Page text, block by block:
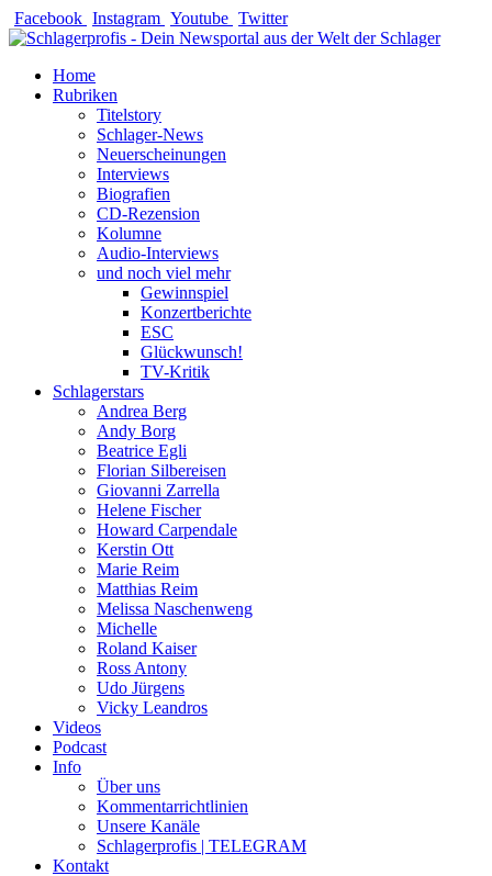
Zum
Inhalt
Facebook Instagram Youtube Twitter
Home
Rubriken
Titelstory
Schlager-News
Neuerscheinungen
Interviews
Biografien
CD-Rezension
Kolumne
Audio-Interviews
und noch viel mehr
Gewinnspiel
Konzertberichte
ESC
Glückwunsch!
TV-Kritik
Schlagerstars
Andrea Berg
Andy Borg
Beatrice Egli
Florian Silbereisen
Giovanni Zarrella
Helene Fischer
Howard Carpendale
Kerstin Ott
Marie Reim
Matthias Reim
Melissa Naschenweng
Michelle
Roland Kaiser
Ross Antony
Udo Jürgens
Vicky Leandros
Videos
Podcast
Info
Über uns
Kommentarrichtlinien
Unsere Kanäle
Schlagerprofis | TELEGRAM
Kontakt